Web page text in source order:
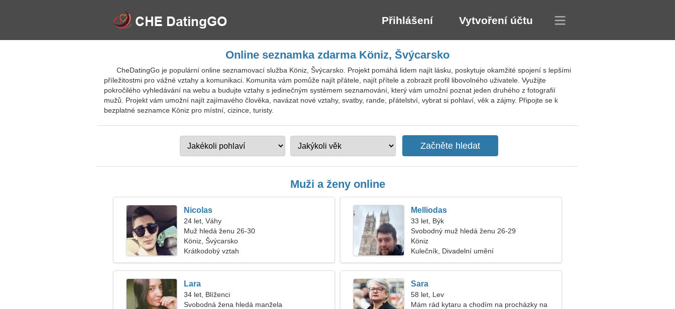
Přihlášení Vytvoření účtu
Online seznamka zdarma Köniz, Švýcarsko
CheDatingGo je populární online seznamovací služba Köniz, Švýcarsko. Projekt pomáhá lidem najít lásku, poskytuje okamžité spojení s lepšími
příležitostmi pro vážné vztahy a komunikaci. Komunita vám pomůže najít přátele, najít přítele a zobrazit profil libovolného uživatele. Využijte
pokročilého vyhledávání na webu a budujte vztahy s jedinečným systémem seznamování, který vám umožní poznat jeden druhého z fotografií
mužů. Projekt vám umožní najít zajímavého člověka, navázat nové vztahy, svatby, rande, přátelství, vybrat si pohlaví, věk a zájmy. Připojte se k
bezplatné seznamce Köniz pro místní, cizince, turisty.
Muži a ženy online
Nicolas
24 let, Váhy
Muž hledá ženu 26-30
Köniz, Švýcarsko
Krátkodobý vztah
Melliodas
33 let, Býk
Svobodný muž hledá ženu 26-29
Köniz
Kulečník, Divadelní umění
Lara
34 let, Blíženci
Svobodná žena hledá manžela
Sara
58 let, Lev
Mám rád kytaru a chodím na procházky na